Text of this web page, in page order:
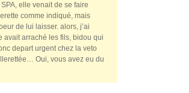
elle venait de se faire
comme indiqué, mais
de lui laisser. alors, j’ai
avait arraché les fils, bidou qui
depart urgent chez la veto
Oui, vous avez eu du